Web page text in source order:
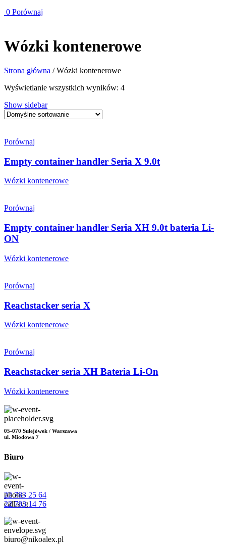
0 Porównaj
Wózki kontenerowe
Strona główna / Wózki kontenerowe
Wyświetlanie wszystkich wyników: 4
Show sidebar
Porównaj
Empty container handler Seria X 9.0t
Wózki kontenerowe
Porównaj
Empty container handler Seria XH 9.0t bateria Li-
ON
Wózki kontenerowe
Porównaj
Reachstacker seria X
Wózki kontenerowe
Porównaj
Reachstacker seria XH Bateria Li-On
Wózki kontenerowe
05-070 Sulejówek / Warszawa
ul. Miodowa 7
Biuro
22 783 25 64
22 783 14 76
biuro@nikoalex.pl